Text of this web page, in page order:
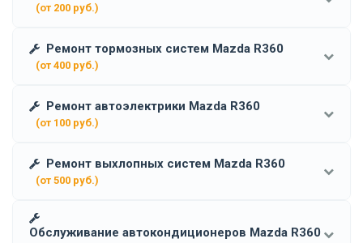
(от 200 руб.)
Ремонт тормозных систем Mazda R360
(от 400 руб.)
Ремонт автоэлектрики Mazda R360
(от 100 руб.)
Ремонт выхлопных систем Mazda R360
(от 500 руб.)
Обслуживание автокондиционеров Mazda R360